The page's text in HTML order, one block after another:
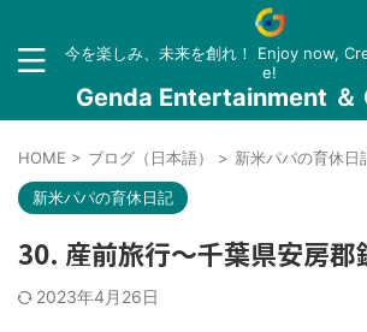
今を楽しみ、未来を創れ！ Enjoy now,
e!
Genda Entertainment ＆
HOME > ブログ（日本語） > 新米パパの育休日
新米パパの育休日記
30. 産前旅行～千葉県安房郡
2023年4月26日